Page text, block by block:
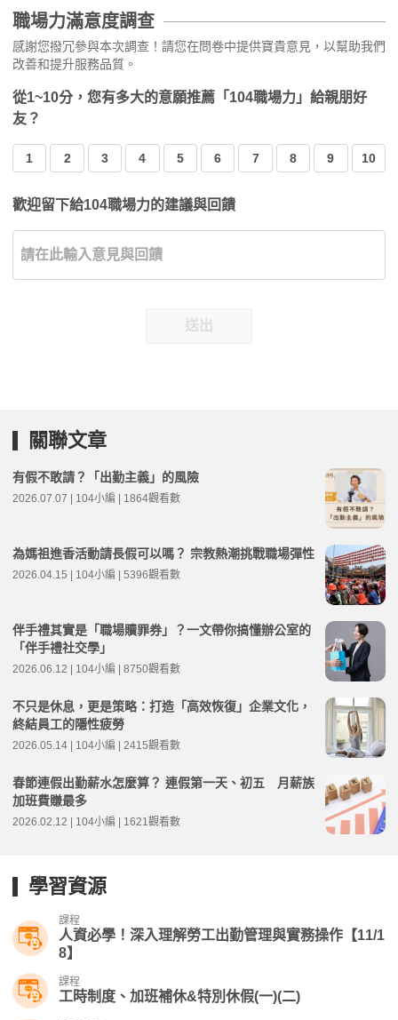
職場力滿意度調查
感謝您撥冗參與本次調查！請您在問卷中提供寶貴意見，以幫助我們
改善和提升服務品質。
從1~10分，您有多大的意願推薦「104職場力」給親朋好
友？
1 2 3 4 5 6 7 8 9 10
歡迎留下給104職場力的建議與回饋
送出
關聯文章
有假不敢請？「出勤主義」的風險
2026.07.07 | 104小編 | 1864觀看數
為媽祖進香活動請長假可以嗎？ 宗教熱潮挑戰職場彈性
2026.04.15 | 104小編 | 5396觀看數
伴手禮其實是「職場贖罪券」？一文帶你搞懂辦公室的
「伴手禮社交學」
2026.06.12 | 104小編 | 8750觀看數
不只是休息，更是策略：打造「高效恢復」企業文化，
終結員工的隱性疲勞
2026.05.14 | 104小編 | 2415觀看數
春節連假出勤薪水怎麼算？ 連假第一天、初五 月薪族
加班費賺最多
2026.02.12 | 104小編 | 1621觀看數
學習資源
課程
人資必學！深入理解勞工出勤管理與實務操作【11/1
8】
課程
工時制度、加班補休&特別休假(一)(二)